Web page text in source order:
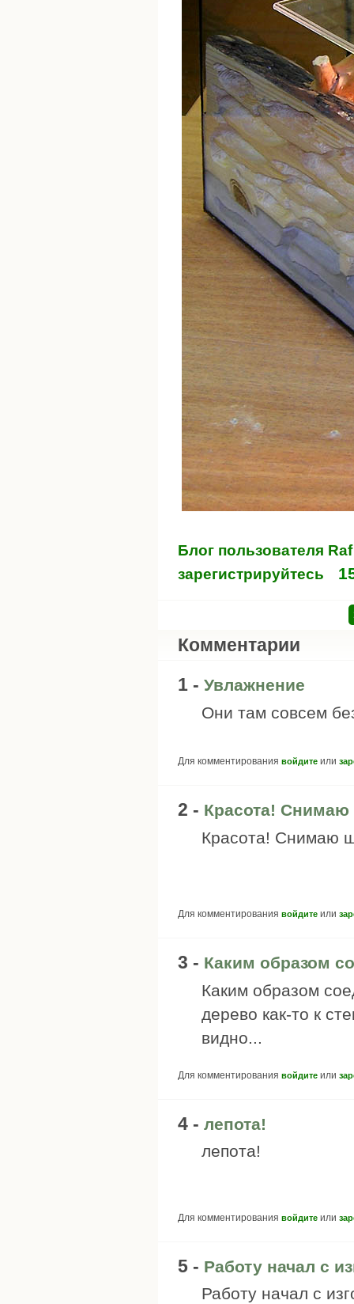
Блог пользователя Raf
зарегистрируйтесь
Комментарии
1 - Увлажнение
Они там совсем
Для комментирования войдите или
2 - Красота! Снимаю
Красота! Снимаю
Для комментирования войдите или
3 - Каким образом
Каким образом
дерево как-то к
видно...
Для комментирования войдите или
4 - лепота!
лепота!
Для комментирования войдите или
5 - Работу начал с
Работу начал с